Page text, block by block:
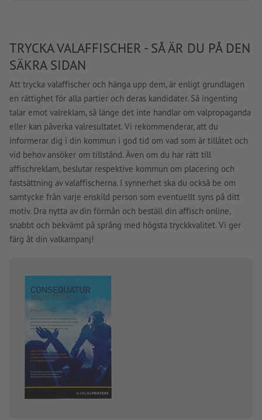
TRYCKA VALAFFISCHER - SÅ ÄR DU PÅ DEN
SÄKRA SIDAN
Att trycka valaffischer och hänga upp dem, är enligt grundlagen
en rättighet för alla partier och deras kandidater. Så ingenting
talar emot valreklam, så länge det inte handlar om valpropaganda
eller kan påverka valresultatet. Vi rekommenderar, att du
informerar dig i din kommun i god tid om vad som är tillåtet och
vid behov ansöker om tillstånd. Även om du har rätt till
affischreklam, beslutar respektive kommun om placering och
fastsättning av valaffischerna. I synnerhet ska du också be om
samtycke från varje enskild person som eventuellt syns på ditt
motiv. Dra nytta av din förmån och beställ din affisch online,
snabbt och bekvämt på språng med högsta tryckkvalitet. Vi ger
färg åt din valkampanj!